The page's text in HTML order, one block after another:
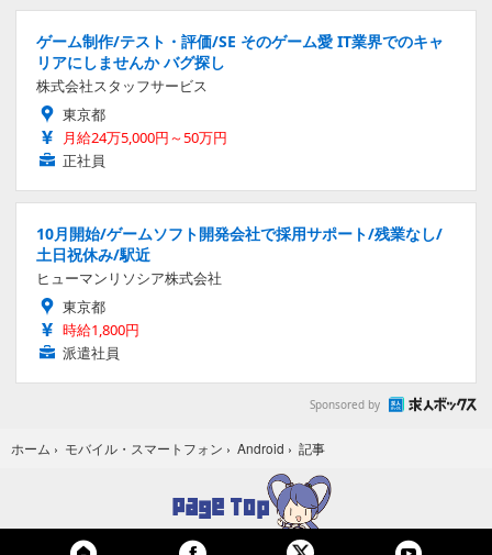
ゲーム制作/テスト・評価/SE そのゲーム愛 IT業界でのキャ
リアにしませんか バグ探し
株式会社スタッフサービス
東京都
月給24万5,000円～50万円
正社員
10月開始/ゲームソフト開発会社で採用サポート/残業なし/
土日祝休み/駅近
ヒューマンリソシア株式会社
東京都
時給1,800円
派遣社員
Sponsored by
ホーム › モバイル・スマートフォン › Android › 記事